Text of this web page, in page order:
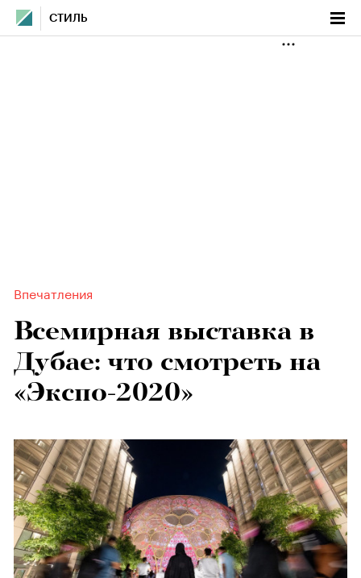
СТИЛЬ
Впечатления
Всемирная выставка в
Дубае: что смотреть на
«Экспо-2020»